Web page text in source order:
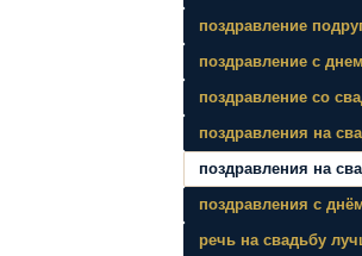
поздравление
поздравление с
поздравление со
поздравления на
поздравления на
поздравления с
речь на свадьбу